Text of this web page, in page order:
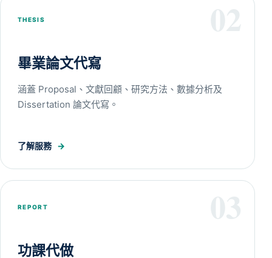
THESIS
畢業論文代寫
涵蓋 Proposal、文獻回顧、研究方法、數據分析及
Dissertation 論文代寫。
了解服務 →
REPORT
功課代做